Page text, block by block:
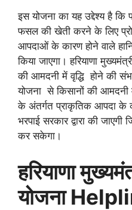
इस योजना का यह उद्देश्य है कि
फसल की खेती करने के लिए
आपदाओं के कारण होने वाले
किया जाएगा। हरियाणा
की आमदनी में वृद्धि होने की
योजना से किसानों की आमदनी
के अंतर्गत प्राकृतिक आपदा के
भरपाई सरकार द्वारा की
कर सकेगा।
हरियाणा
योजना